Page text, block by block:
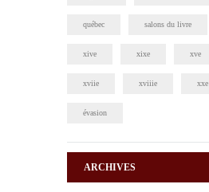
québec salons du livre
xive xixe xve
xviie xviiie xxe
évasion
ARCHIVES